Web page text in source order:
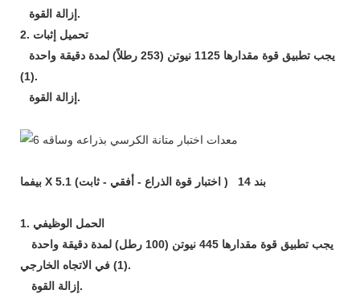
إزالة القوة.
2. تحميل إثبات
(1).
إزالة القوة.
بيفما X 5.1 بند 14 ( اختبار قوة الذراع - أفقي - ثابت)
1. الحمل الوظيفي
يجب تطبيق قوة مقدارها 445 نيوتن (100 رطل) لمدة دقيقة واحدة
(1) في الاتجاه الخارجي.
إزالة القوة.